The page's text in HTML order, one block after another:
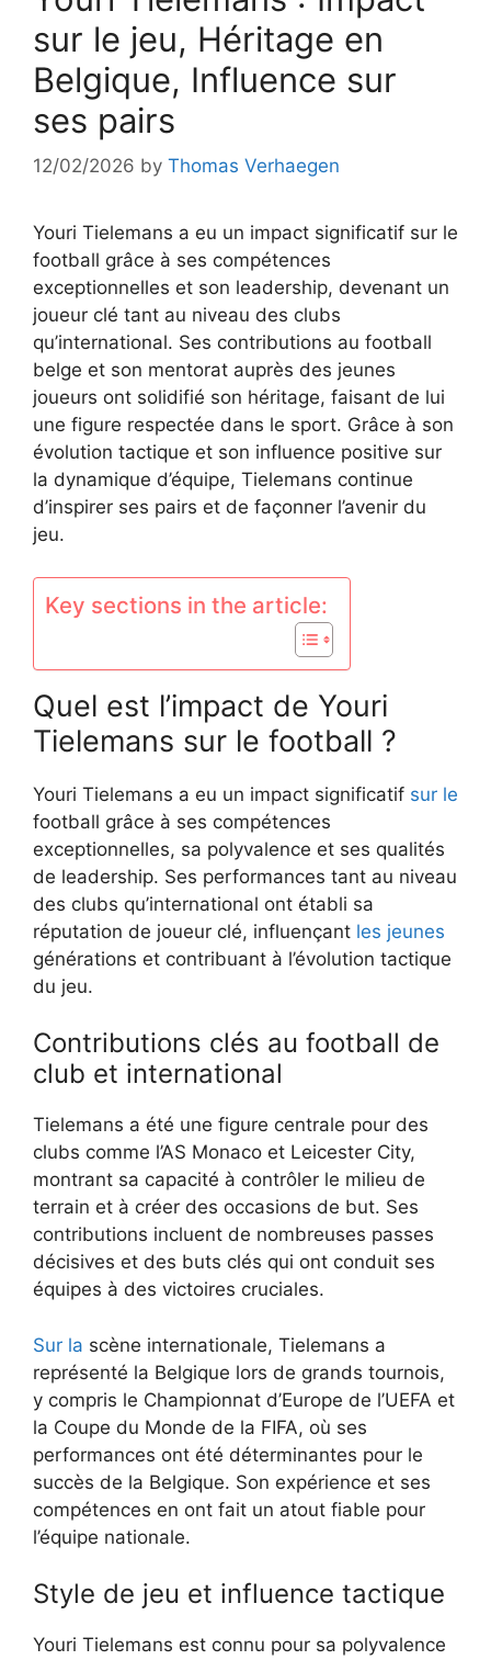
sur le jeu, Héritage en
Belgique, Influence sur
ses pairs
12/02/2026 by Thomas Verhaegen
Youri Tielemans a eu un impact significatif sur le
football grâce à ses compétences
exceptionnelles et son leadership, devenant un
joueur clé tant au niveau des clubs
qu’international. Ses contributions au football
belge et son mentorat auprès des jeunes
joueurs ont solidifié son héritage, faisant de lui
une figure respectée dans le sport. Grâce à son
évolution tactique et son influence positive sur
la dynamique d’équipe, Tielemans continue
d’inspirer ses pairs et de façonner l’avenir du
jeu.
Key sections in the article:
Quel est l’impact de Youri
Tielemans sur le football ?
Youri Tielemans a eu un impact significatif sur le
football grâce à ses compétences
exceptionnelles, sa polyvalence et ses qualités
de leadership. Ses performances tant au niveau
des clubs qu’international ont établi sa
réputation de joueur clé, influençant les jeunes
générations et contribuant à l’évolution tactique
du jeu.
Contributions clés au football de
club et international
Tielemans a été une figure centrale pour des
clubs comme l’AS Monaco et Leicester City,
montrant sa capacité à contrôler le milieu de
terrain et à créer des occasions de but. Ses
contributions incluent de nombreuses passes
décisives et des buts clés qui ont conduit ses
équipes à des victoires cruciales.
Sur la scène internationale, Tielemans a
représenté la Belgique lors de grands tournois,
y compris le Championnat d’Europe de l’UEFA et
la Coupe du Monde de la FIFA, où ses
performances ont été déterminantes pour le
succès de la Belgique. Son expérience et ses
compétences en ont fait un atout fiable pour
l’équipe nationale.
Style de jeu et influence tactique
Youri Tielemans est connu pour sa polyvalence